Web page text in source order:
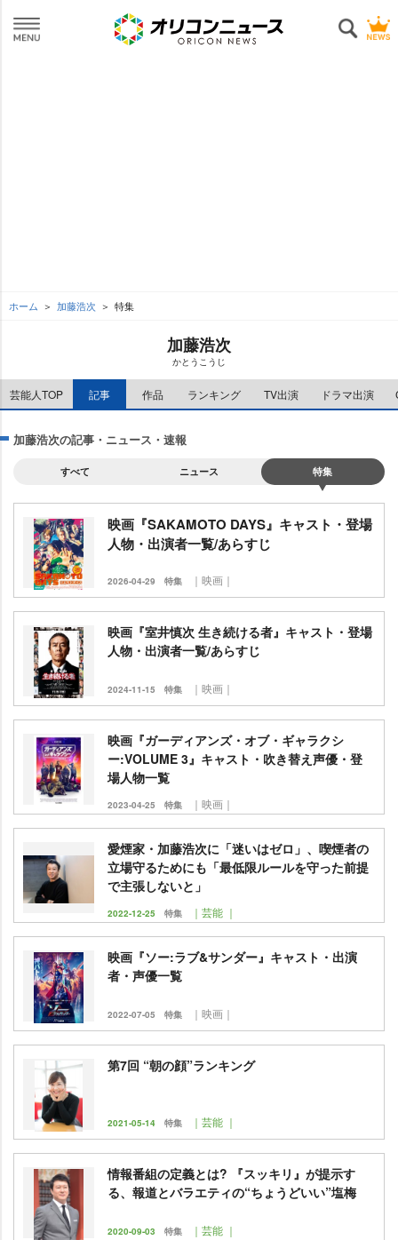
ホーム 加藤浩次 特集
加藤浩次
かとうこうじ
芸能人TOP 記事 作品 ランキング TV出演 ドラマ出演
加藤浩次の記事・ニュース・速報
すべて ニュース 特集
映画『SAKAMOTO DAYS』キャスト・登場
人物・出演者一覧/あらすじ
2026-04-29 特集 ｜映画｜
映画『室井慎次 生き続ける者』キャスト・登場
人物・出演者一覧/あらすじ
2024-11-15 特集 ｜映画｜
映画『ガーディアンズ・オブ・ギャラクシ
ー:VOLUME 3』キャスト・吹き替え声優・登
場人物一覧
2023-04-25 特集 ｜映画｜
愛煙家・加藤浩次に「迷いはゼロ」、喫煙者の
立場守るためにも「最低限ルールを守った前提
で主張しないと」
2022-12-25 特集 ｜芸能 ｜
映画『ソー:ラブ&サンダー』キャスト・出演
者・声優一覧
2022-07-05 特集 ｜映画｜
第7回 “朝の顔”ランキング
2021-05-14 特集 ｜芸能 ｜
情報番組の定義とは? 『スッキリ』が提示す
る、報道とバラエティの“ちょうどいい”塩梅
2020-09-03 特集 ｜芸能 ｜